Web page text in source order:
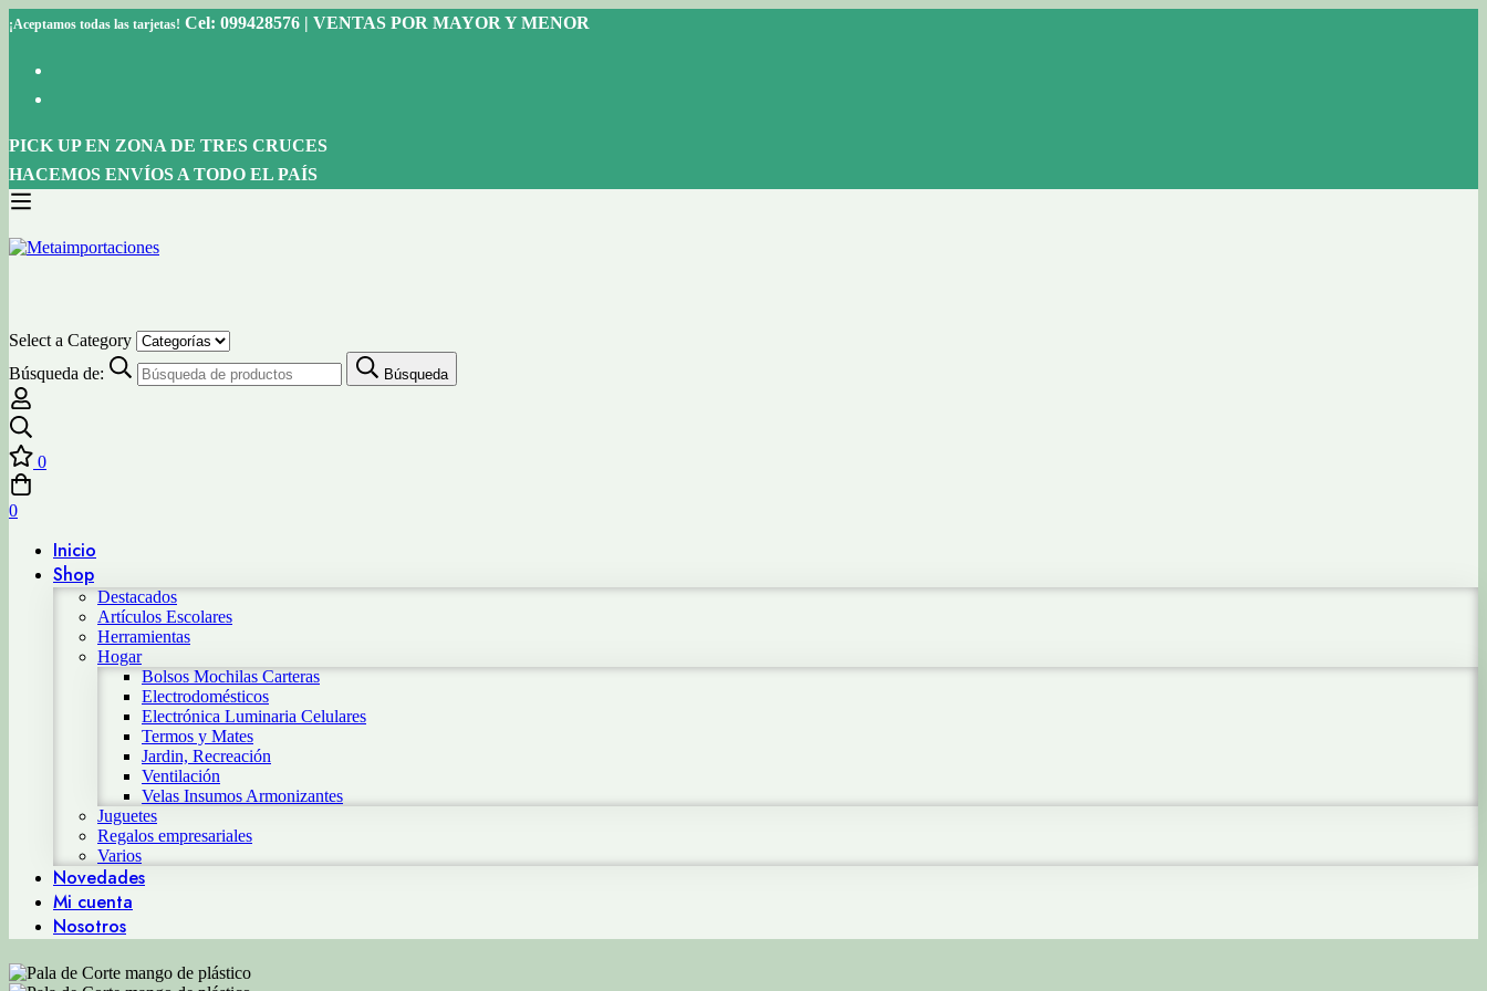
¡Aceptamos todas las tarjetas! Cel: 099428576 | VENTAS POR MAYOR Y MENOR
PICK UP EN ZONA DE TRES CRUCES
HACEMOS ENVÍOS A TODO EL PAÍS
Select a Category
Búsqueda de:
Búsqueda
0
0
Inicio
Shop
Destacados
Artículos Escolares
Herramientas
Hogar
Bolsos Mochilas Carteras
Electrodomésticos
Electrónica Luminaria Celulares
Termos y Mates
Jardin, Recreación
Ventilación
Velas Insumos Armonizantes
Juguetes
Regalos empresariales
Varios
Novedades
Mi cuenta
Nosotros